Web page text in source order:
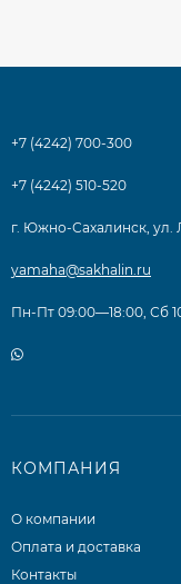
+7 (4242) 700-300
+7 (4242) 510-520
г. Южно-Сахалинск, ул.
yamaha@sakhalin.ru
Пн-Пт 09:00—18:00, Сб
КОМПАНИЯ
О компании
Оплата и доставка
Контакты